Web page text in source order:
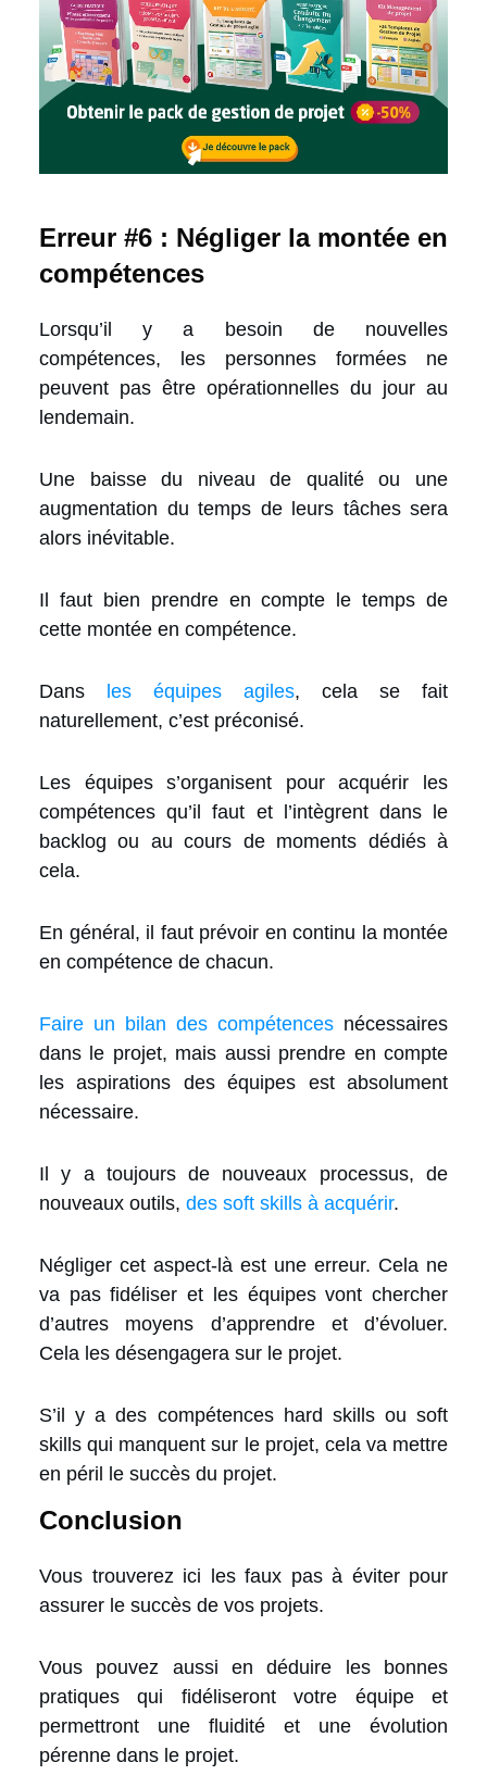
Erreur #6 : Négliger la montée en
compétences
Lorsqu’il y a besoin de nouvelles
compétences, les personnes formées ne
peuvent pas être opérationnelles du jour au
lendemain.
Une baisse du niveau de qualité ou une
augmentation du temps de leurs tâches sera
alors inévitable.
Il faut bien prendre en compte le temps de
cette montée en compétence.
Dans les équipes agiles, cela se fait
naturellement, c’est préconisé.
Les équipes s’organisent pour acquérir les
compétences qu’il faut et l’intègrent dans le
backlog ou au cours de moments dédiés à
cela.
En général, il faut prévoir en continu la montée
en compétence de chacun.
Faire un bilan des compétences nécessaires
dans le projet, mais aussi prendre en compte
les aspirations des équipes est absolument
nécessaire.
Il y a toujours de nouveaux processus, de
nouveaux outils, des soft skills à acquérir.
Négliger cet aspect-là est une erreur. Cela ne
va pas fidéliser et les équipes vont chercher
d’autres moyens d’apprendre et d’évoluer.
Cela les désengagera sur le projet.
S’il y a des compétences hard skills ou soft
skills qui manquent sur le projet, cela va mettre
en péril le succès du projet.
Conclusion
Vous trouverez ici les faux pas à éviter pour
assurer le succès de vos projets.
Vous pouvez aussi en déduire les bonnes
pratiques qui fidéliseront votre équipe et
permettront une fluidité et une évolution
pérenne dans le projet.